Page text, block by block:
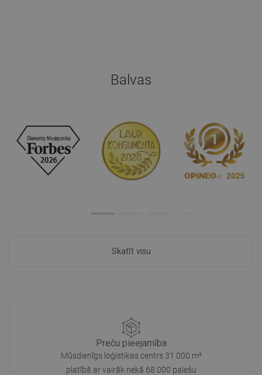
Balvas
Skatīt visu
Preču pieejamība
Mūsdienīgs loģistikas centrs 31 000 m²
platībā ar vairāk nekā 68 000 palešu